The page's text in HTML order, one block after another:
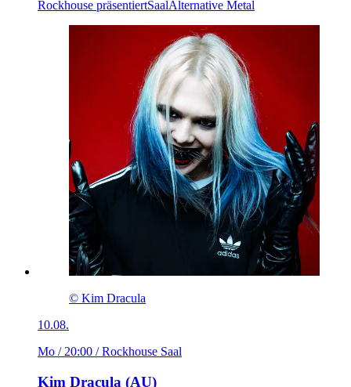
Rockhouse präsentiertSaalAlternative Metal
© Kim Dracula
10.08.
Mo / 20:00 / Rockhouse Saal
Kim Dracula (AU)